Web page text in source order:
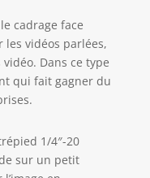
des
n'hésitez
cadrage face
vidéos parlées,
Dans ce type
qui fait gagner du
1/4″-20
sur un petit